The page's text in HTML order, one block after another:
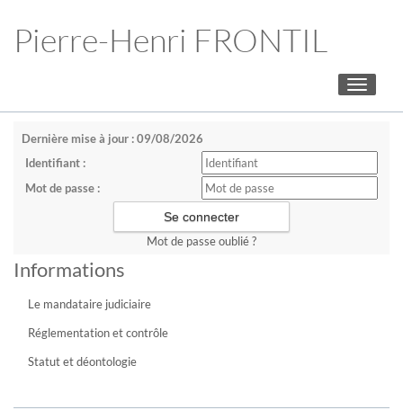
Pierre-Henri FRONTIL
Toggle
Dernière mise à jour : 09/08/2026
Identifiant :
Mot de passe :
Mot de passe oublié ?
Informations
Le mandataire judiciaire
Réglementation et contrôle
Statut et déontologie